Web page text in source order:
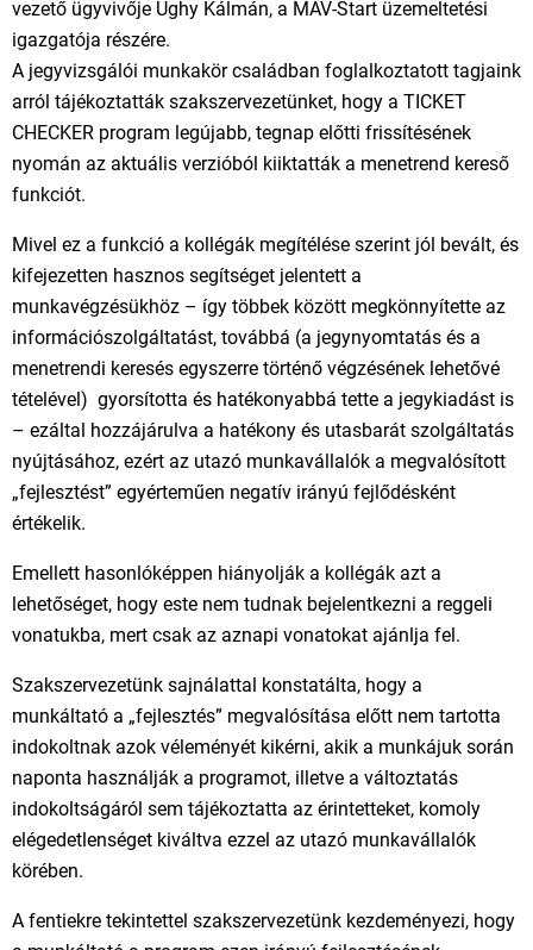
vezető ügyvivője Ughy Kálmán, a MÁV-Start üzemeltetési
igazgatója részére.
A jegyvizsgálói munkakör családban foglalkoztatott tagjaink
arról tájékoztatták szakszervezetünket, hogy a TICKET
CHECKER program legújabb, tegnap előtti frissítésének
nyomán az aktuális verzióból kiiktatták a menetrend kereső
funkciót.
Mivel ez a funkció a kollégák megítélése szerint jól bevált, és
kifejezetten hasznos segítséget jelentett a
munkavégzésükhöz – így többek között megkönnyítette az
információszolgáltatást, továbbá (a jegynyomtatás és a
menetrendi keresés egyszerre történő végzésének lehetővé
tételével) gyorsította és hatékonyabbá tette a jegykiadást is
– ezáltal hozzájárulva a hatékony és utasbarát szolgáltatás
nyújtásához, ezért az utazó munkavállalók a megvalósított
„fejlesztést” egyérteműen negatív irányú fejlődésként
értékelik.
Emellett hasonlóképpen hiányolják a kollégák azt a
lehetőséget, hogy este nem tudnak bejelentkezni a reggeli
vonatukba, mert csak az aznapi vonatokat ajánlja fel.
Szakszervezetünk sajnálattal konstatálta, hogy a
munkáltató a „fejlesztés” megvalósítása előtt nem tartotta
indokoltnak azok véleményét kikérni, akik a munkájuk során
naponta használják a programot, illetve a változtatás
indokoltságáról sem tájékoztatta az érintetteket, komoly
elégedetlenséget kiváltva ezzel az utazó munkavállalók
körében.
A fentiekre tekintettel szakszervezetünk kezdeményezi, hogy